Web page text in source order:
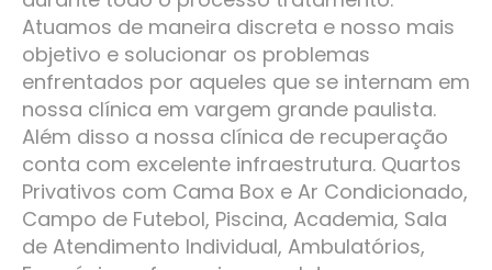
Atuamos de maneira discreta e nosso mais
objetivo e solucionar os problemas
enfrentados por aqueles que se internam em
nossa clínica em vargem grande paulista.
Além disso a nossa clínica de recuperação
conta com excelente infraestrutura. Quartos
Privativos com Cama Box e Ar Condicionado,
Campo de Futebol, Piscina, Academia, Sala
de Atendimento Individual, Ambulatórios,